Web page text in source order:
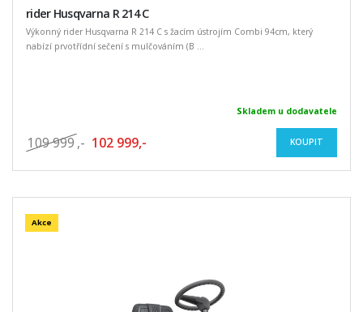
rider Husqvarna R 214 C
Výkonný rider Husqvarna R 214 C s žacím ústrojím Combi 94cm, který
nabízí prvotřídní sečení s mulčováním (B ...
Skladem u dodavatele
109 999 ,- 102 999,- KOUPIT
Akce